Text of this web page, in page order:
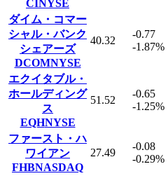
CI NYSE
ダイム・コマー
シャル・バンク
シェアーズ
DCOMNYSE
40.32
-0.77
-1.87%
エクイタブル・
ホールディング
ス
EQHNYSE
51.52
-0.65
-1.25%
ファースト・ハ
ワイアン
FHBNASDAQ
27.49
-0.08
-0.29%